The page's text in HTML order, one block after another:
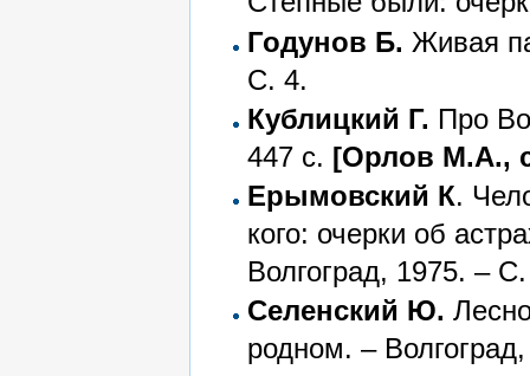
Годунов Б. Живая
С. 4.
Кублицкий Г. Про
447 с. [Орлов М.А.,
Ерымовский К.
кого: очерки об
Волгоград, 1975. –
Селенский Ю.
родном. –